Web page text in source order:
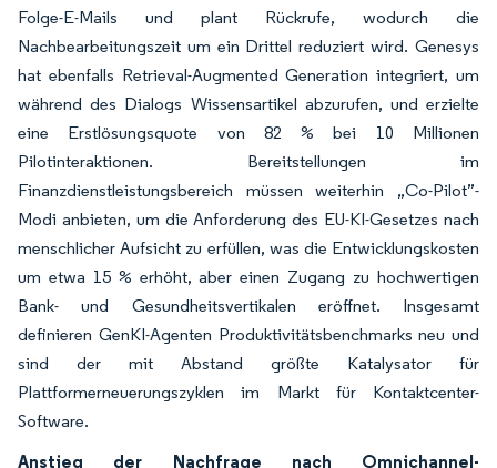
Folge-E-Mails und plant Rückrufe, wodurch die
Nachbearbeitungszeit um ein Drittel reduziert wird. Genesys
hat ebenfalls Retrieval-Augmented Generation integriert, um
während des Dialogs Wissensartikel abzurufen, und erzielte
eine Erstlösungsquote von 82 % bei 10 Millionen
Pilotinteraktionen. Bereitstellungen im
Finanzdienstleistungsbereich müssen weiterhin „Co-Pilot”-
Modi anbieten, um die Anforderung des EU-KI-Gesetzes nach
menschlicher Aufsicht zu erfüllen, was die Entwicklungskosten
um etwa 15 % erhöht, aber einen Zugang zu hochwertigen
Bank- und Gesundheitsvertikalen eröffnet. Insgesamt
definieren GenKI-Agenten Produktivitätsbenchmarks neu und
sind der mit Abstand größte Katalysator für
Plattformerneuerungszyklen im Markt für Kontaktcenter-
Software.
Anstieg der Nachfrage nach Omnichannel-